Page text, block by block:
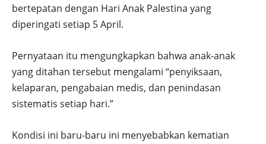
bertepatan dengan Hari Anak Palestina yang
diperingati setiap 5 April.
Pernyataan itu mengungkapkan bahwa anak-anak
yang ditahan tersebut mengalami “penyiksaan,
kelaparan, pengabaian medis, dan penindasan
sistematis setiap hari.”
Kondisi ini baru-baru ini menyebabkan kematian